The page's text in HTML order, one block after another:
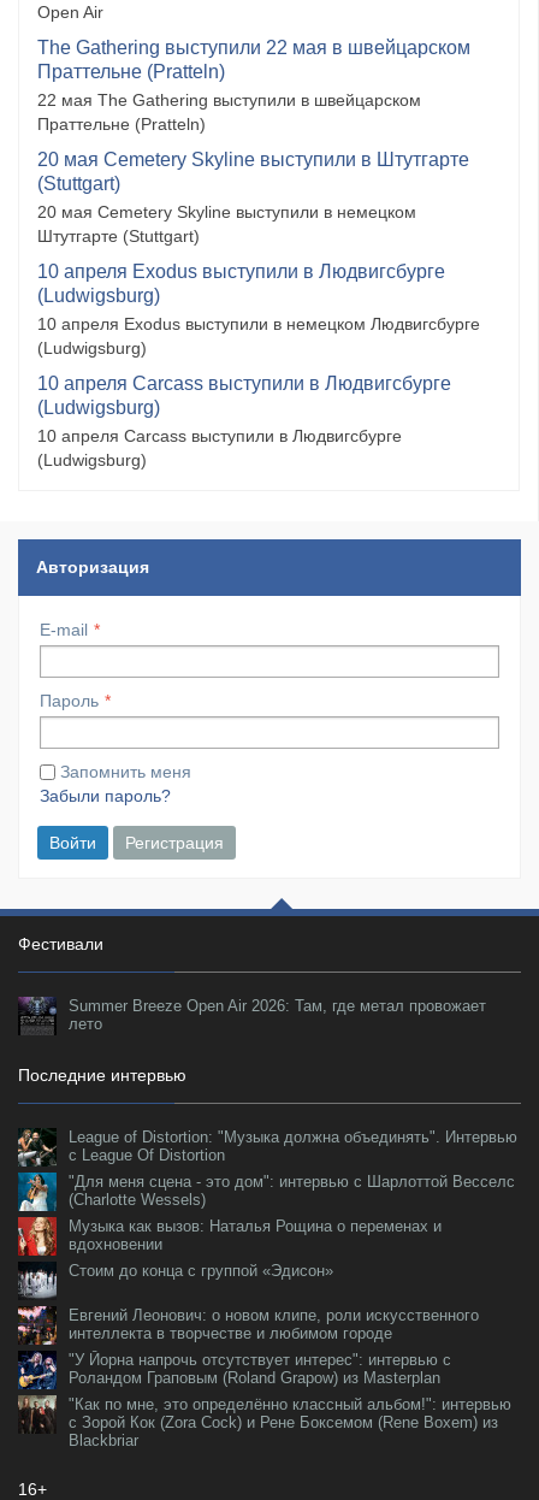
Open Air
The Gathering выступили 22 мая в швейцарском
Праттельне (Pratteln)
22 мая The Gathering выступили в швейцарском
Праттельне (Pratteln)
20 мая Cemetery Skyline выступили в Штутгарте
(Stuttgart)
20 мая Cemetery Skyline выступили в немецком
Штутгарте (Stuttgart)
10 апреля Exodus выступили в Людвигсбурге
(Ludwigsburg)
10 апреля Exodus выступили в немецком Людвигсбурге
(Ludwigsburg)
10 апреля Carcass выступили в Людвигсбурге
(Ludwigsburg)
10 апреля Carcass выступили в Людвигсбурге
(Ludwigsburg)
Авторизация
E-mail
Пароль
Запомнить меня
Забыли пароль?
Войти Регистрация
Фестивали
Summer Breeze Open Air 2026: Там, где метал провожает
лето
Последние интервью
League of Distortion: "Музыка должна объединять". Интервью
с League Of Distortion
"Для меня сцена - это дом": интервью с Шарлоттой Весселс
(Charlotte Wessels)
Музыка как вызов: Наталья Рощина о переменах и
вдохновении
Стоим до конца с группой «Эдисон»
Евгений Леонович: о новом клипе, роли искусственного
интеллекта в творчестве и любимом городе
"У Йорна напрочь отсутствует интерес": интервью с
Роландом Граповым (Roland Grapow) из Masterplan
"Как по мне, это определённо классный альбом!": интервью
с Зорой Кок (Zora Cock) и Рене Боксемом (Rene Boxem) из
Blackbriar
16+